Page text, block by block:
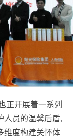
正开展着一系列
人员的温馨后盾,
维度构建关怀体